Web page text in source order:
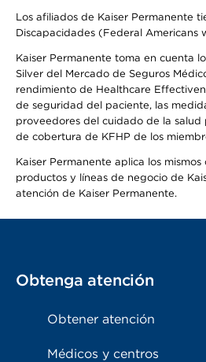
Los afiliados de Kaiser Permanente
Discapacidades (Federal Americans
Kaiser Permanente toma en cuenta
Silver del Mercado de Seguros
rendimiento de Healthcare
de seguridad del paciente, las
proveedores del cuidado de la salud
de cobertura de KFHP de los
Kaiser Permanente aplica los
productos y líneas de negocio de
atención de Kaiser Permanente.
Obtenga atención
Obtener atención
Médicos y centros